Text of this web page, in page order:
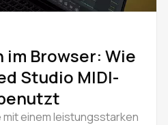
im Browser: Wie
Studio MIDI-
mit einem leistungsstarken